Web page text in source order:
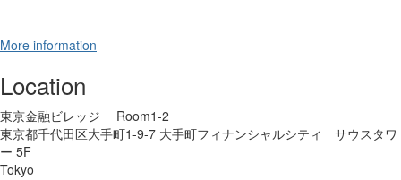
More information
Location
東京金融ビレッジ Room1-2
東京都千代田区大手町1-9-7 大手町フィナンシャルシティ サウスタワ
ー 5F
Tokyo